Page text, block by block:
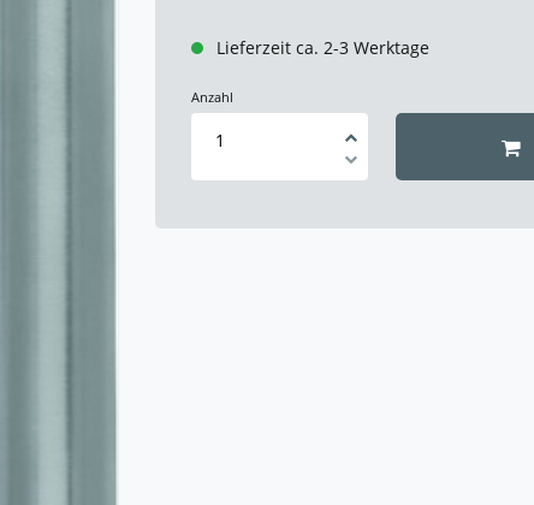
Lieferzeit ca. 2-3 Werktage
Anzahl